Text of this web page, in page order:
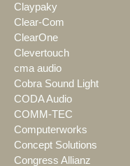
Claypaky
Clear-Com
ClearOne
Clevertouch
cma audio
Cobra Sound Light
CODA Audio
COMM-TEC
Computerworks
Concept Solutions
Congress Allianz